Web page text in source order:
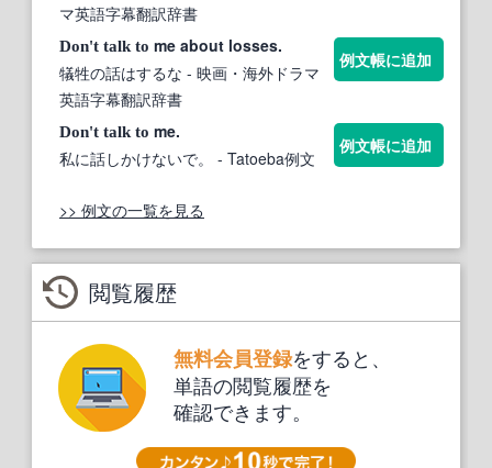
マ英語字幕翻訳辞書
Don't talk to me about losses.
犠牲の話はするな - 映画・海外ドラマ
英語字幕翻訳辞書
例文帳に追加
Don't talk to me.
私に話しかけないで。
- Tatoeba例文
例文帳に追加
>> 例文の一覧を見る
閲覧履歴
無料会員登録をすると、
単語の閲覧履歴を
確認できます。